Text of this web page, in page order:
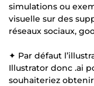
simulations ou
visuelle sur des
réseaux sociaux,
✦ Par défaut
Illustrator donc .ai
souhaiteriez